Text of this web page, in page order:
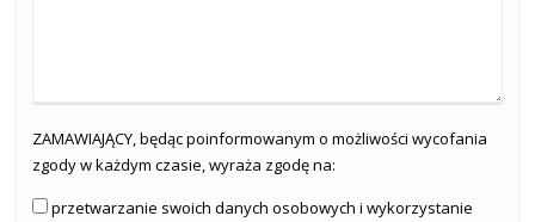
ZAMAWIAJĄCY, będąc poinformowanym o możliwości wycofania
zgody w każdym czasie, wyraża zgodę na:
przetwarzanie swoich danych osobowych i wykorzystanie